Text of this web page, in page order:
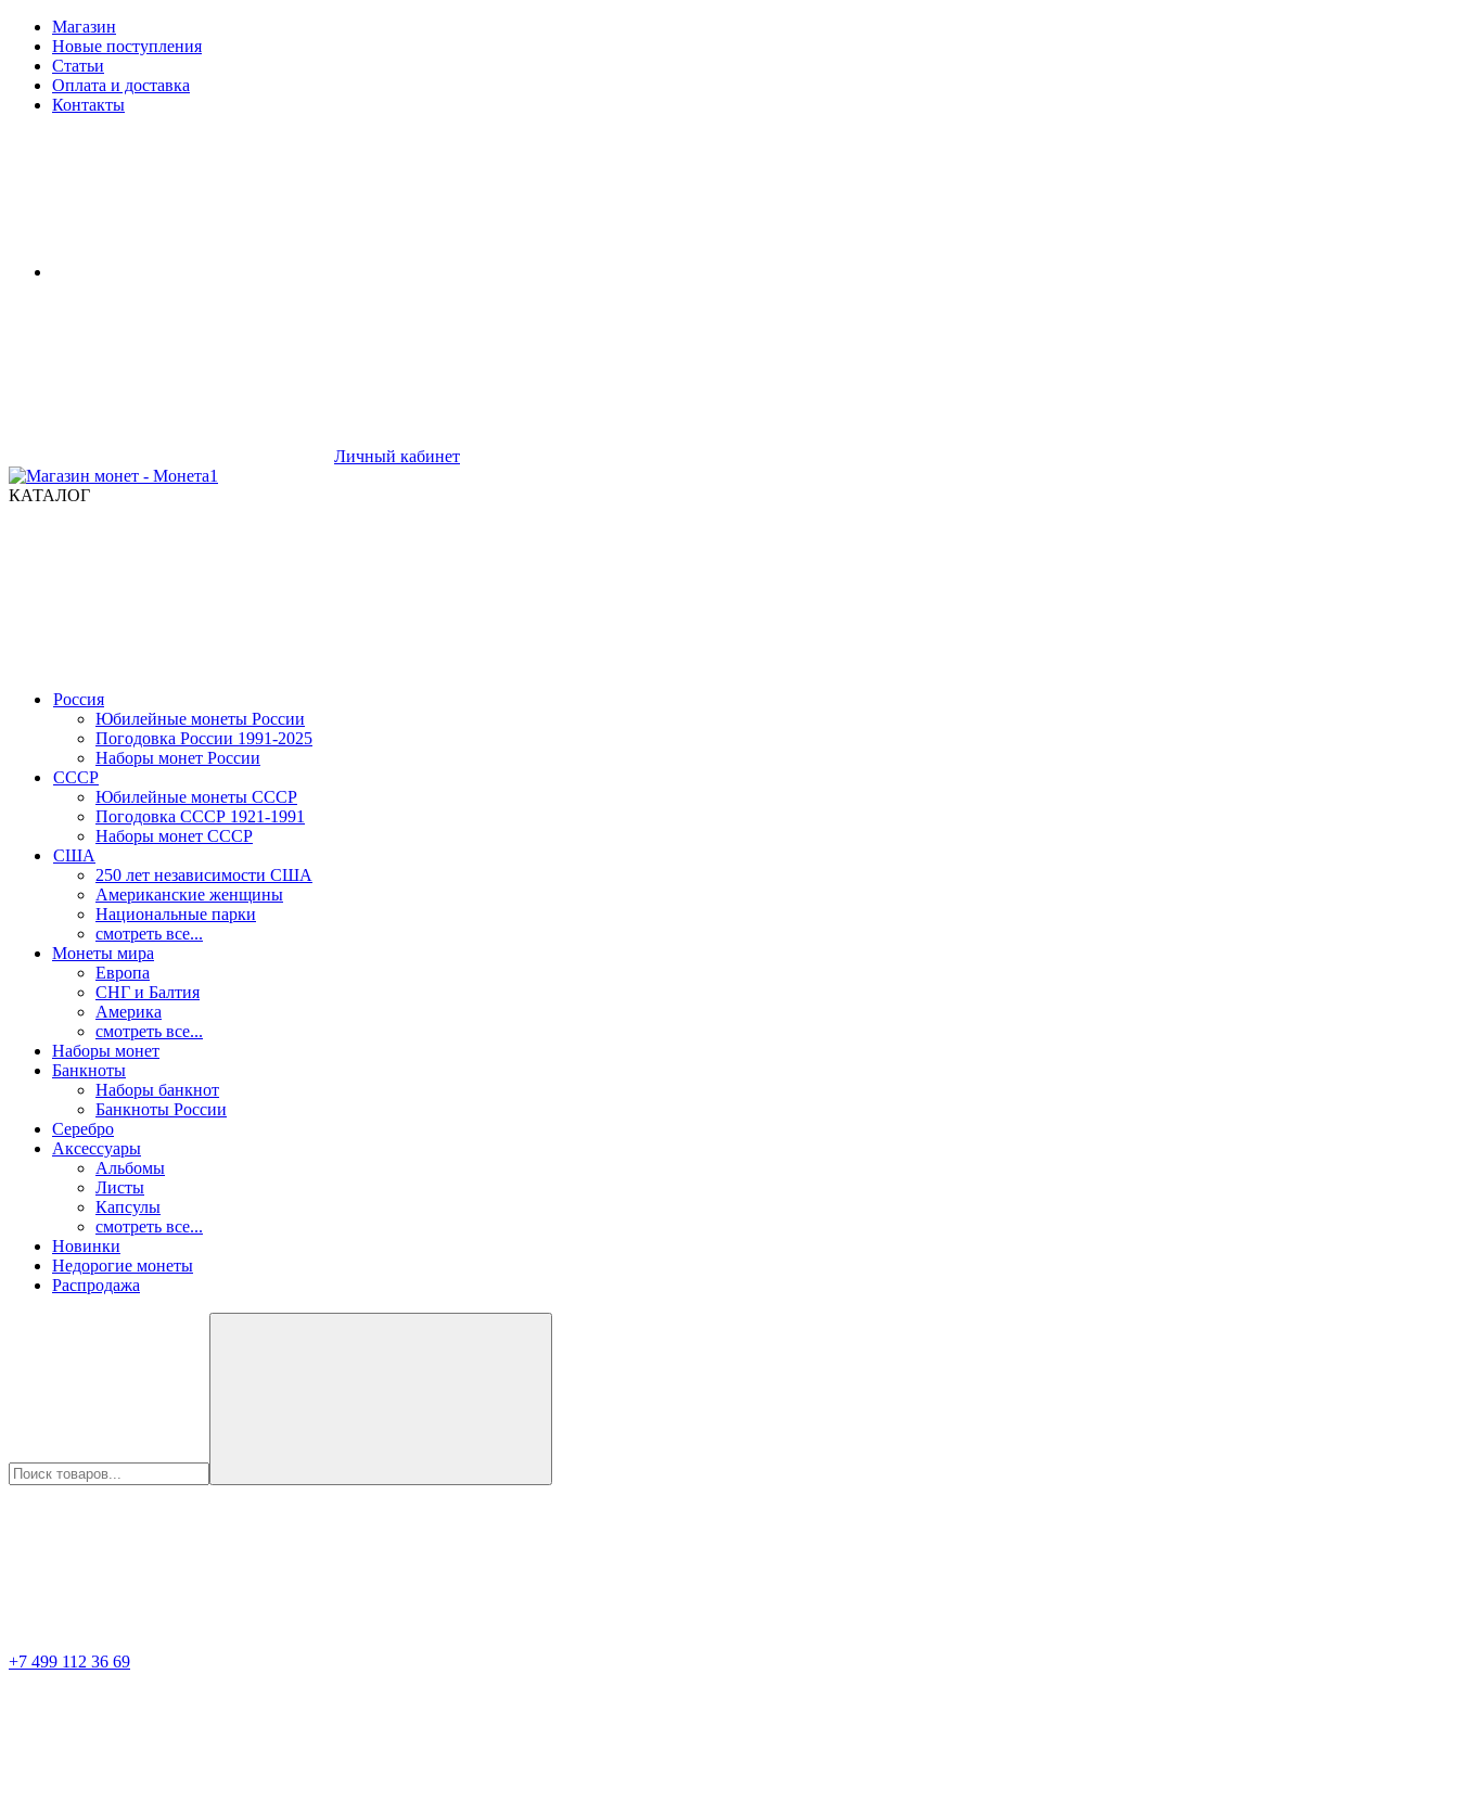
Магазин
Новые поступления
Статьи
Оплата и доставка
Контакты
Личный кабинет
КАТАЛОГ
Россия
Юбилейные монеты России
Погодовка России 1991-2025
Наборы монет России
СССР
Юбилейные монеты СССР
Погодовка СССР 1921-1991
Наборы монет СССР
США
250 лет независимости США
Американские женщины
Национальные парки
смотреть все...
Монеты мира
Европа
СНГ и Балтия
Америка
смотреть все...
Наборы монет
Банкноты
Наборы банкнот
Банкноты России
Серебро
Аксессуары
Альбомы
Листы
Капсулы
смотреть все...
Новинки
Недорогие монеты
Распродажа
+7 499 112 36 69